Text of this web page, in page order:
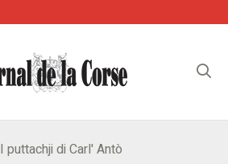
I puttachji di Carl' Antò